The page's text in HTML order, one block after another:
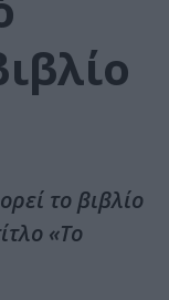
το βιβλίο
«Το